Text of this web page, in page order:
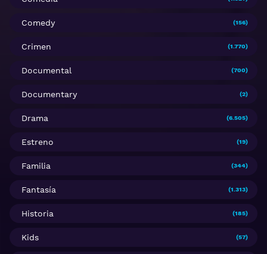
Comedy (156)
Crimen (1.770)
Documental (700)
Documentary (2)
Drama (6.505)
Estreno (19)
Familia (344)
Fantasía (1.313)
Historia (185)
Kids (57)